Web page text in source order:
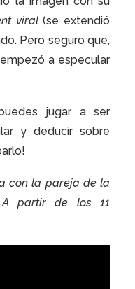
viral(se extendió
Pero seguro que,
a especular
jugar a ser
y deducir sobre
con la pareja de la
A partir de los 11